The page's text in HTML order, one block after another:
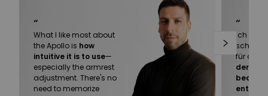
“
What I like most about
the Apollo is how
intuitive it is to use—
especially the armrest
adjustment. There's no
need to memorize
“
Ich
für alle
der